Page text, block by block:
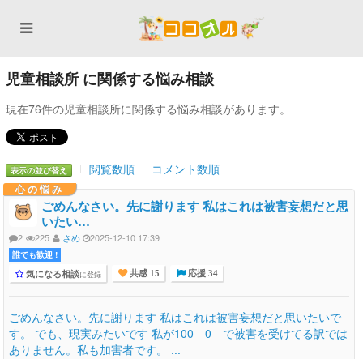
児童相談所 に関係する悩み相談
現在76件の児童相談所に関係する悩み相談があります。
表示の並び替え 閲覧数順 コメント数順
心の悩み
ごめんなさい。先に謝ります 私はこれは被害妄想だと思
いたい…
2 225 さめ 2025-12-10 17:39
誰でも歓迎 !
気になる相談に登録 共感 15 応援 34
ごめんなさい。先に謝ります 私はこれは被害妄想だと思いたいで
す。 でも、現実みたいです 私が100 0 で被害を受けてる訳では
ありません。私も加害者です。 ...